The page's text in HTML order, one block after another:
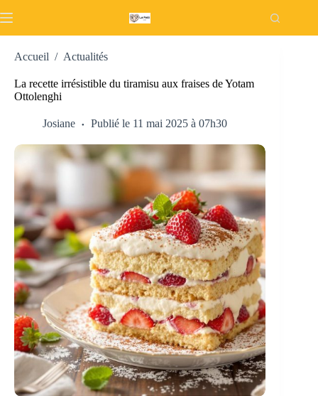
au
Accueil / Actualités
La recette irrésistible du tiramisu aux fraises de Yotam
Ottolenghi
Josiane Publié le 11 mai 2025 à 07h30